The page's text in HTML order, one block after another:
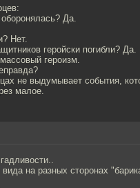
Да.
Нет.
геройски погибли? Да.
героизм.
не выдумывает события,
малое.
на разных сторонах